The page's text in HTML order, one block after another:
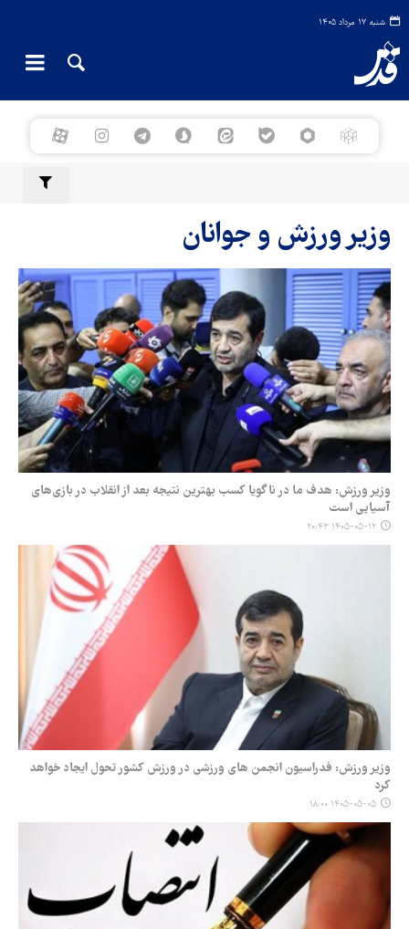
شنبه ۱۷ مرداد ۱۴۰۵
وزیر ورزش و جوانان
وزیر ورزش: هدف ما در ناگویا کسب بهترین نتیجه بعد از انقلاب در بازی‌های
آسیایی است
۱۴۰۵-۰۵-۱۲ ۲۰:۴۳
وزیر ورزش: فدراسیون انجمن های ورزشی در ورزش کشور تحول ایجاد خواهد
کرد
۱۴۰۵-۰۵-۰۵ ۱۸:۰۰